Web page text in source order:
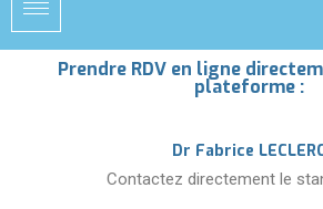
Prendre RDV en ligne
plateforme :
Dr Fabrice
Contactez directement le